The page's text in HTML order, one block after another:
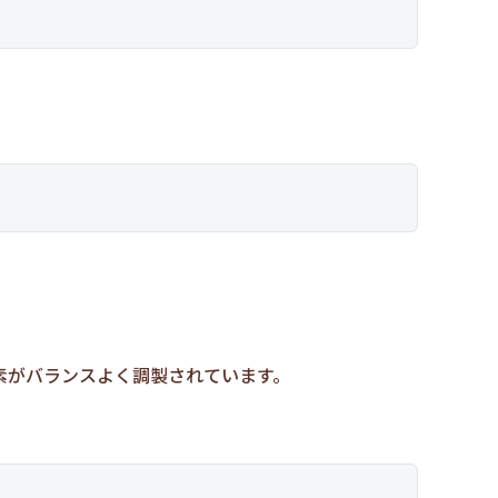
バランスよく調製されています。